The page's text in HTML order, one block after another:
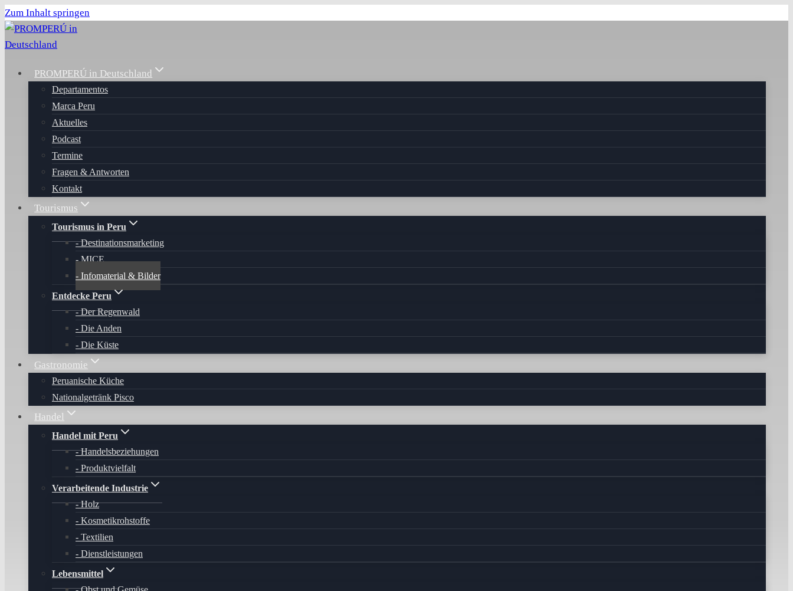
Zum Inhalt springen
PROMPERÚ in Deutschland
Departamentos
Marca Peru
Aktuelles
Podcast
Termine
Fragen & Antworten
Kontakt
Tourismus
Tourismus in Peru
Destinationsmarketing
MICE
Infomaterial & Bilder
Entdecke Peru
Der Regenwald
Die Anden
Die Küste
Gastronomie
Peruanische Küche
Nationalgetränk Pisco
Handel
Handel mit Peru
Handelsbeziehungen
Produktvielfalt
Verarbeitende Industrie
Holz
Kosmetikrohstoffe
Textilien
Dienstleistungen
Lebensmittel